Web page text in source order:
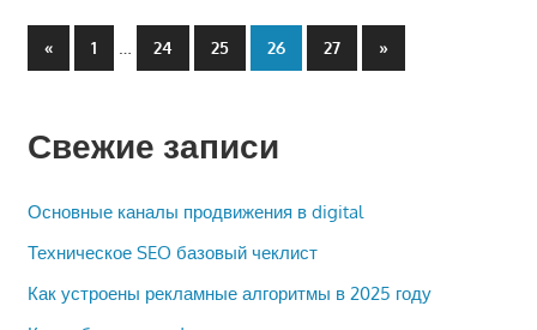
Пагинация
«Предыдущие
записи
1 24 25 26 27
Следующие
записи
»
Свежие записи
Основные каналы продвижения в digital
Техническое SEO базовый чеклист
Как устроены рекламные алгоритмы в 2025 году